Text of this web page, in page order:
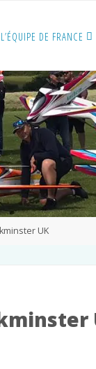
L’ÉQUIPE DE FRANCE
UK